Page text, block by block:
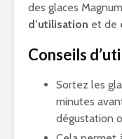
des glaces
d’utilisation et de
Conseils
Sortez les
minutes
dégustation